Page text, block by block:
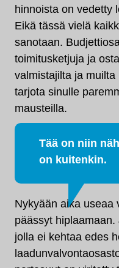
hinnoista on vedetty
Eikä tässä vielä
sanotaan.
toimitusketjuja ja
valmistajilta ja
tarjota sinulle
mausteilla.
Tää on niin
on kuitenkin.
Nykyään aika useaa
päässyt
jolla ei kehtaa edes